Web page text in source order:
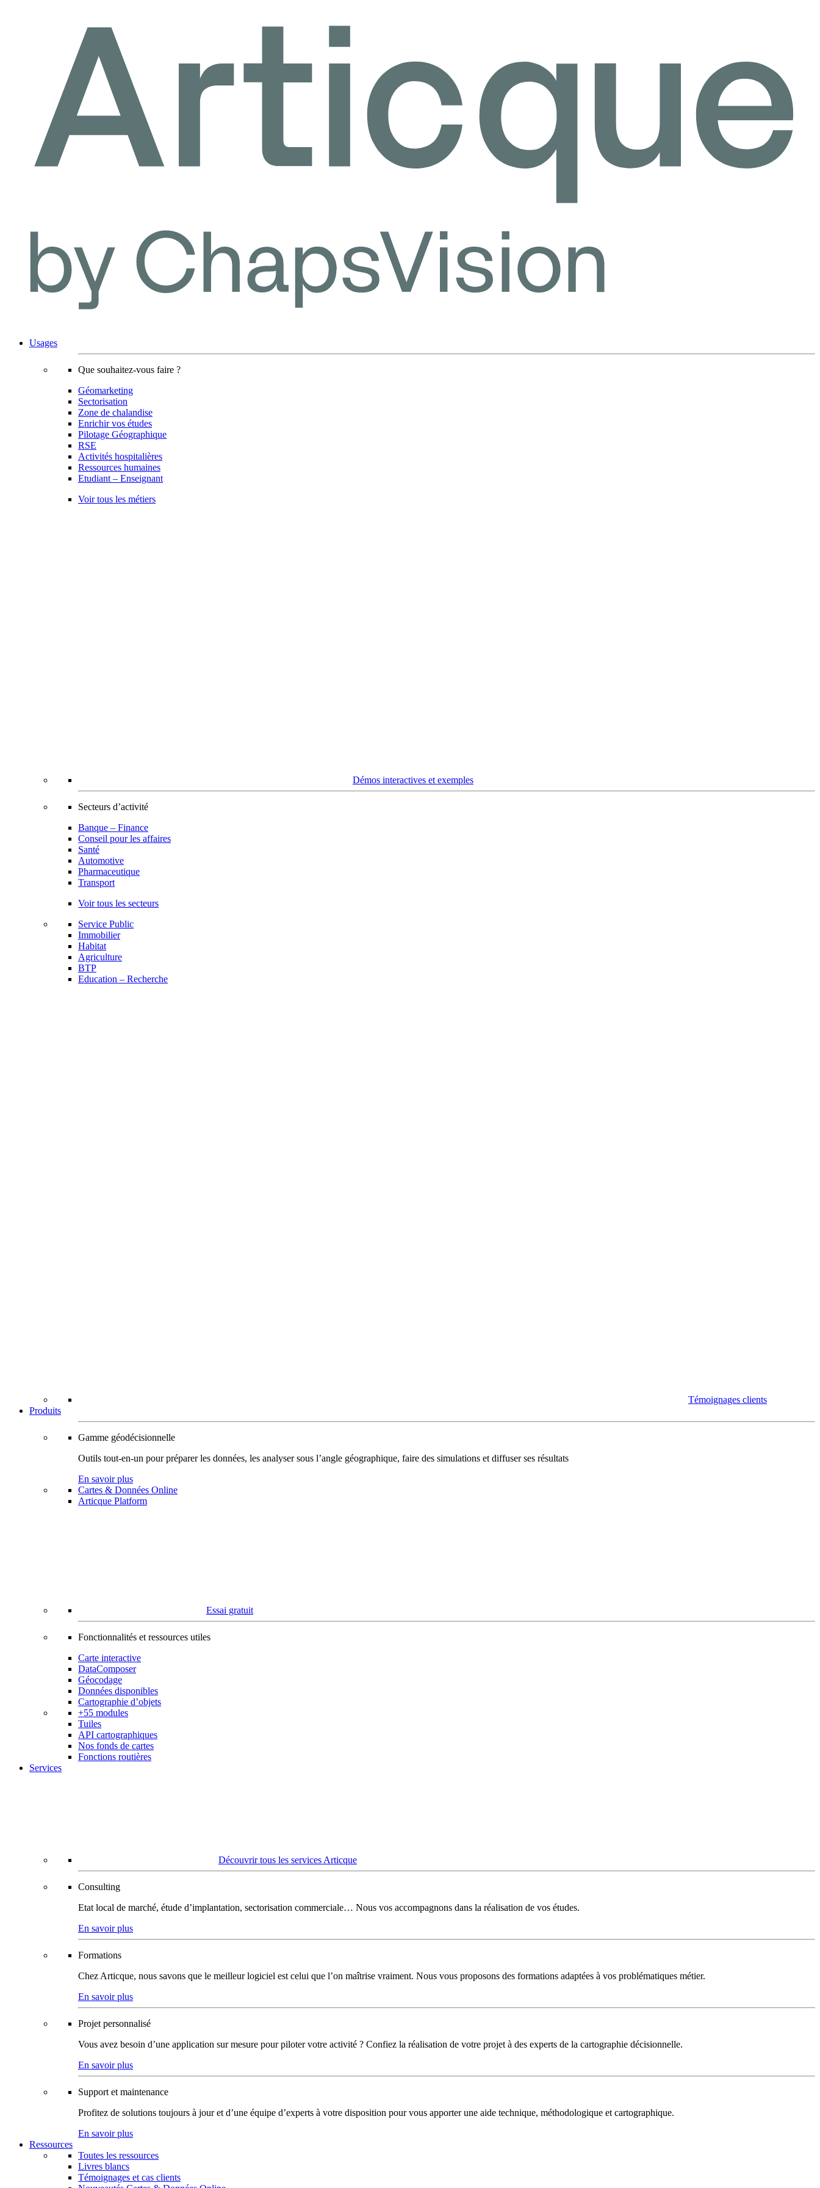
Usages
Que souhaitez-vous faire ?
Géomarketing
Sectorisation
Zone de chalandise
Enrichir vos études
Pilotage Géographique
RSE
Activités hospitalières
Ressources humaines
Etudiant – Enseignant
Voir tous les métiers
Démos interactives et exemples
Secteurs d’activité
Banque – Finance
Conseil pour les affaires
Santé
Automotive
Pharmaceutique
Transport
Voir tous les secteurs
Service Public
Immobilier
Habitat
Agriculture
BTP
Education – Recherche
Témoignages clients
Produits
Gamme géodécisionnelle
Outils tout-en-un pour préparer les données, les analyser sous l’angle géographique, faire des simulations et diffuser ses résultats
En savoir plus
Cartes & Données Online
Articque Platform
Essai gratuit
Fonctionnalités et ressources utiles
Carte interactive
DataComposer
Géocodage
Données disponibles
Cartographie d’objets
+55 modules
Tuiles
API cartographiques
Nos fonds de cartes
Fonctions routières
Services
Découvrir tous les services Articque
Consulting
Etat local de marché, étude d’implantation, sectorisation commerciale… Nous vos accompagnons dans la réalisation de vos études.
En savoir plus
Formations
Chez Articque, nous savons que le meilleur logiciel est celui que l’on maîtrise vraiment. Nous vous proposons des formations adaptées à vos problématiques métier.
En savoir plus
Projet personnalisé
Vous avez besoin d’une application sur mesure pour piloter votre activité ? Confiez la réalisation de votre projet à des experts de la cartographie décisionnelle.
En savoir plus
Support et maintenance
Profitez de solutions toujours à jour et d’une équipe d’experts à votre disposition pour vous apporter une aide technique, méthodologique et cartographique.
En savoir plus
Ressources
Toutes les ressources
Livres blancs
Témoignages et cas clients